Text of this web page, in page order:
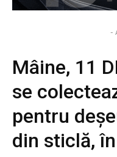
-
Mâine, 11
se
pentru
din sticlă,